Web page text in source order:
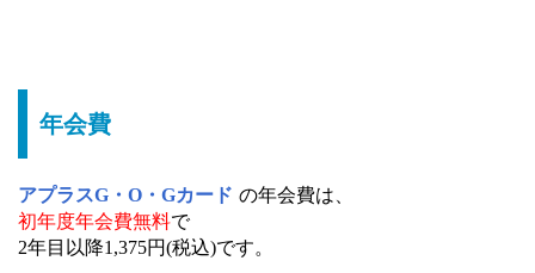
年会費
アプラスG・O・Gカード の年会費は、
初年度年会費無料で
2年目以降1,375円(税込)です。